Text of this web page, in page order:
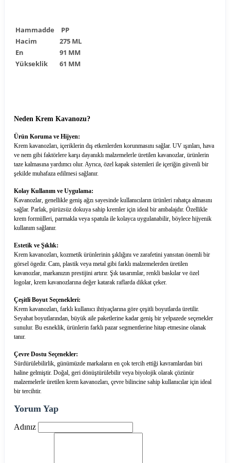
Hammadde
PP
Hacim
275 ML
En
91 MM
Yükseklik
61 MM
Neden Krem Kavanozu?
Ürün Koruma ve Hijyen:
Krem kavanozları, içeriklerin dış etkenlerden korunmasını sağlar. UV ışınları, hava
ve nem gibi faktörlere karşı dayanıklı malzemelerle üretilen kavanozlar, ürünlerin
taze kalmasına yardımcı olur. Ayrıca, özel kapak sistemleri ile içeriğin güvenli bir
şekilde muhafaza edilmesi sağlanır.
Kolay Kullanım ve Uygulama:
Kavanozlar, genellikle geniş ağzı sayesinde kullanıcıların ürünleri rahatça almasını
sağlar. Parlak, pürüzsüz dokuya sahip kremler için ideal bir ambalajdır. Özellikle
krem formülleri, parmakla veya spatula ile kolayca uygulanabilir, böylece hijyenik
kullanım sağlanır.
Estetik ve Şıklık:
Krem kavanozları, kozmetik ürünlerinin şıklığını ve zarafetini yansıtan önemli bir
görsel ögedir. Cam, plastik veya metal gibi farklı malzemelerden üretilen
kavanozlar, markanızın prestijini artırır. Şık tasarımlar, renkli baskılar ve özel
logolar, krem kavanozlarına değer katarak raflarda dikkat çeker.
Çeşitli Boyut Seçenekleri:
Krem kavanozları, farklı kullanıcı ihtiyaçlarına göre çeşitli boyutlarda üretilir.
Seyahat boyutlarından, büyük aile paketlerine kadar geniş bir yelpazede seçenekler
sunulur. Bu esneklik, ürünlerin farklı pazar segmentlerine hitap etmesine olanak
tanır.
Çevre Dostu Seçenekler:
Sürdürülebilirlik, günümüzde markaların en çok tercih ettiği kavramlardan biri
haline gelmiştir. Doğal, geri dönüştürülebilir veya biyolojik olarak çözünür
malzemelerle üretilen krem kavanozları, çevre bilincine sahip kullanıcılar için ideal
bir tercihtir.
Yorum Yap
Adınız